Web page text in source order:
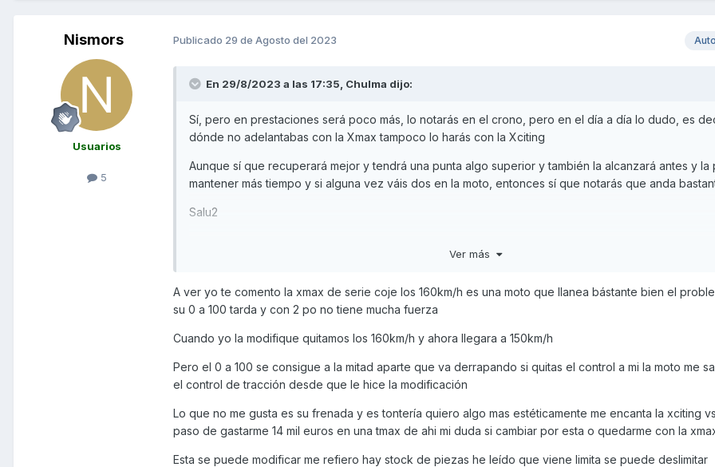
Nismors
Usuarios
5
Publicado 29 de Agosto del 2023
En 29/8/2023 a las 17:35, Chulma dijo:
Sí, pero en prestaciones será poco más, lo notarás en el crono, pero en el día a día lo dudo, es
dónde no adelantabas con la Xmax tampoco lo harás con la Xciting
Aunque sí que recuperará mejor y tendrá una punta algo superior y también la alcanzará antes y la
mantener más tiempo y si alguna vez váis dos en la moto, entonces sí que notarás que anda
Salu2
Ver más
A ver yo te comento la xmax de serie coje los 160km/h es una moto que llanea bástante bien el
su 0 a 100 tarda y con 2 po no tiene mucha fuerza
Cuando yo la modifique quitamos los 160km/h y ahora llegara a 150km/h
Pero el 0 a 100 se consigue a la mitad aparte que va derrapando si quitas el control a mi la moto me
el control de tracción desde que le hice la modificación
Lo que no me gusta es su frenada y es tontería quiero algo mas estéticamente me encanta la xciting
paso de gastarme 14 mil euros en una tmax de ahi mi duda si cambiar por esta o quedarme con la
Esta se puede modificar me refiero hay stock de piezas he leído que viene limita se puede deslimitar